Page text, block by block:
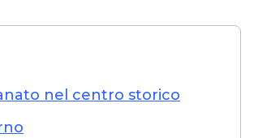
nel centro storico